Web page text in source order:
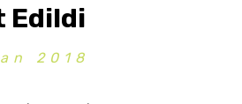
Edildi
2018